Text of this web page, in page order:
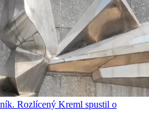
Rozlícený Kreml spustil o